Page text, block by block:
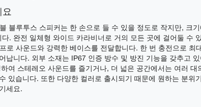
요
블루투스 스피커는 한 손으로 들 수 있을 정도로 작지만, 크
. 완전 일체형 와이드 카라비너로 거의 모든 곳에 걸어둘 수
로 사운드와 강력한 베이스를 전달합니다. 한 번 충전으로
납니다. 외부 소재는 IP67 인증 방수 및 방진 기능을 갖추고
여 스테레오 사운드를 즐기거나, 더 넓은 공간에서는 여러
있습니다. 또한 다양한 컬러로 출시되기 때문에 원하는 분위
세요.